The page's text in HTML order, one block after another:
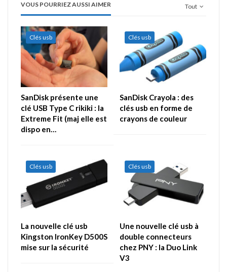
Tout
VOUS POURRIEZ AUSSI AIMER
Clés usb
SanDisk présente une
clé USB Type C rikiki : la
Extreme Fit (maj elle est
dispo en…
Clés usb
SanDisk Crayola : des
clés usb en forme de
crayons de couleur
Clés usb
La nouvelle clé usb
Kingston IronKey D500S
mise sur la sécurité
Clés usb
Une nouvelle clé usb à
double connecteurs
chez PNY : la Duo Link
V3